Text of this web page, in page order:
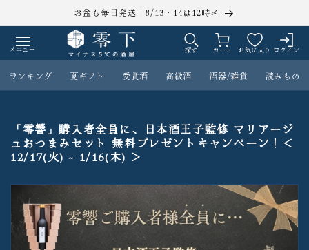
進む
お盆も毎日発送｜8/13・14は12時〆
メニュー 探す カート
カ
ー
ト
お気に入り ログイン
ロ
グ
イ
ン
ランキング 夏ギフト 受賞酒 高級酒 酒器/雑貨 読みもの
「零響」購入者全員に、日本酒王子監修 マリアージ
ュおつまみセット 無料プレゼントキャンペーン！＜
12/17(火) ~ 1/16(木) ＞